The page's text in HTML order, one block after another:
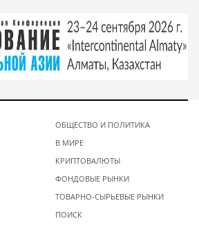
ОБЩЕСТВО И ПОЛИТИКА
В МИРЕ
КРИПТОВАЛЮТЫ
ФОНДОВЫЕ РЫНКИ
ТОВАРНО-СЫРЬЕВЫЕ РЫНКИ
ПОИСК